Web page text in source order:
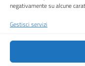
negativamente su alcune
Gestisci serviziCittà di Carpi